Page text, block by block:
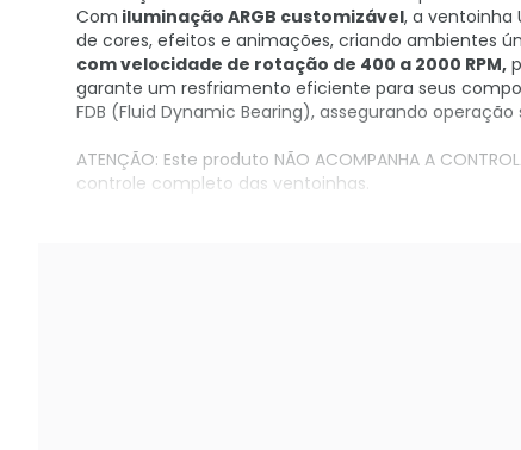
Com iluminação ARGB customizável, a ventoinha
de cores, efeitos e animações, criando ambientes
com velocidade de rotação de 400 a 2000 RPM,
garante um resfriamento eficiente para seus
FDB (Fluid Dynamic Bearing), assegurando
ATENÇÃO: Este produto NÃO ACOMPANHA A
controle completo das ventoinhas.